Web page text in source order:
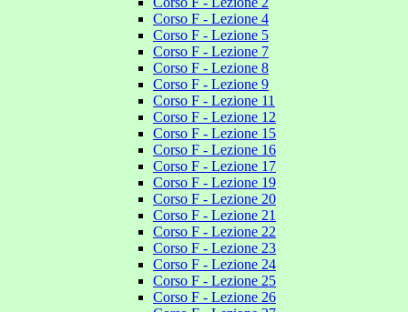
Corso F - Lezione 4
Corso F - Lezione 5
Corso F - Lezione 7
Corso F - Lezione 8
Corso F - Lezione 9
Corso F - Lezione 11
Corso F - Lezione 12
Corso F - Lezione 15
Corso F - Lezione 16
Corso F - Lezione 17
Corso F - Lezione 19
Corso F - Lezione 20
Corso F - Lezione 21
Corso F - Lezione 22
Corso F - Lezione 23
Corso F - Lezione 24
Corso F - Lezione 25
Corso F - Lezione 26